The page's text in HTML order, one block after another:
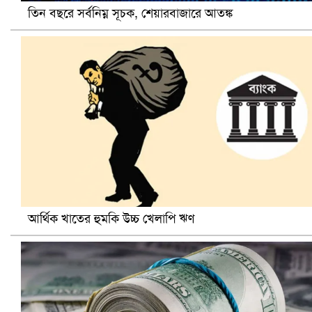
আ.লীগ ও জাপার ৯ নেতা কারাগারে
ভারতে ভয়াবহ সড়ক দুর্ঘটনা, নিহত ১৫
তিন বছরে সর্বনিম্ন সূচক, শেয়ারবাজারে আতঙ্ক
আর্থিক খাতের হুমকি উচ্চ খেলাপি ঋণ